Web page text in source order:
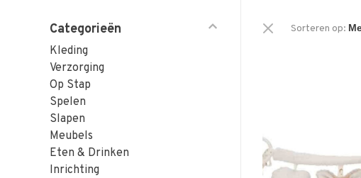
Categorieën
Kleding
Verzorging
Op Stap
Spelen
Slapen
Meubels
Eten & Drinken
Inrichting
Sorteren op: